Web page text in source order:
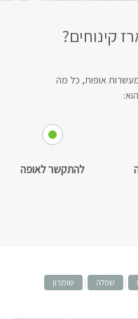
קינוחים?
מעשרות אופות, כל מה
להתקשר לאופה
| שפלה | שומרון